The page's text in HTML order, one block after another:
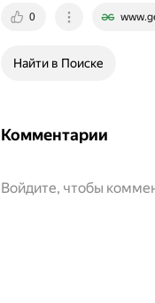
0
Найти в Поиске
Комментарии
Войдите, чтобы